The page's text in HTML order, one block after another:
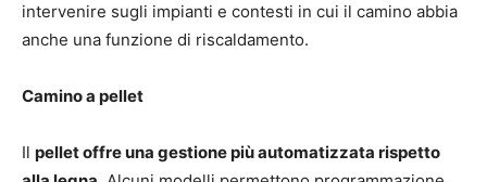
intervenire sugli impianti e contesti in cui il camino abbia
anche una funzione di riscaldamento.
Camino a pellet
Il pellet offre una gestione più automatizzata rispetto